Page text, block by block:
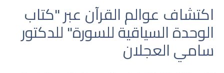
اكتشاف عوالم القرآن عبر "كتاب
الوحدة السياقية للسورة" للدكتور
سامي العجلان